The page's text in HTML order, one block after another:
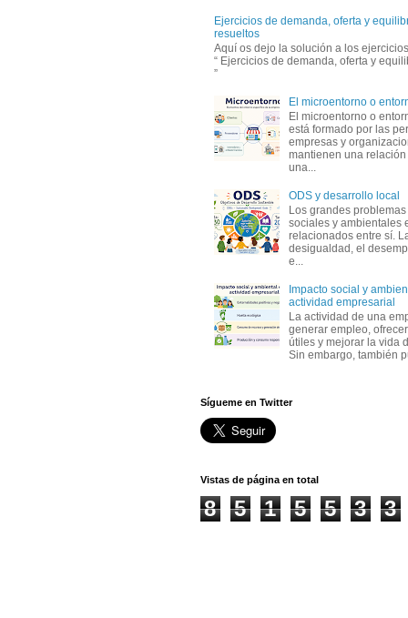
Ejercicios de demanda, oferta y
resueltos
Aquí os dejo la solución a los
“ Ejercicios de demanda, oferta y
”
El microentorno o
El microentorno o
está formado por las
empresas y
mantienen una
una...
ODS y desarrollo local
Los grandes
sociales y ambientales
relacionados entre sí.
desigualdad, el
e...
Impacto social y
actividad empresarial
La actividad de una
generar empleo,
útiles y mejorar la vida
Sin embargo, también
Sígueme en Twitter
Vistas de página en total
8 5 1 5 5 3 3